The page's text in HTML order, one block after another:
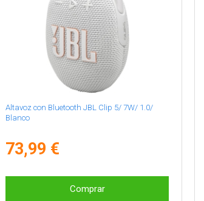
Altavoz con Bluetooth JBL Clip 5/ 7W/ 1.0/
Blanco
73,99 €
Comprar